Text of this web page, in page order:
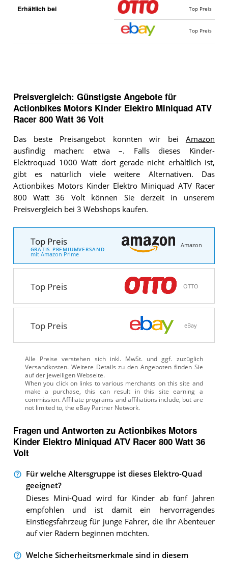
Erhältlich bei Top Preis
Top Preis
Preisvergleich: Günstigste Angebote für
Actionbikes Motors Kinder Elektro Miniquad ATV
Racer 800 Watt 36 Volt
Das beste Preisangebot konnten wir bei Amazon
ausfindig machen: etwa –. Falls dieses Kinder-
Elektroquad 1000 Watt dort gerade nicht erhältlich ist,
gibt es natürlich viele weitere Alternativen. Das
Actionbikes Motors Kinder Elektro Miniquad ATV Racer
800 Watt 36 Volt können Sie derzeit in unserem
Preisvergleich bei 3 Webshops kaufen.
Top Preis
GRATIS PREMIUMVERSAND
mit Amazon Prime
Amazon
Top Preis OTTO
Top Preis eBay
Alle Preise verstehen sich inkl. MwSt. und ggf. zuzüglich
Versandkosten. Weitere Details zu den Angeboten finden Sie
auf der jeweiligen Webseite.
Fragen und Antworten zu Actionbikes Motors
Kinder Elektro Miniquad ATV Racer 800 Watt 36
Volt
Für welche Altersgruppe ist dieses Elektro-Quad
geeignet?
Dieses Mini-Quad wird für Kinder ab fünf Jahren
empfohlen und ist damit ein hervorragendes
Einstiegsfahrzeug für junge Fahrer, die ihr Abenteuer
auf vier Rädern beginnen möchten.
Welche Sicherheitsmerkmale sind in diesem